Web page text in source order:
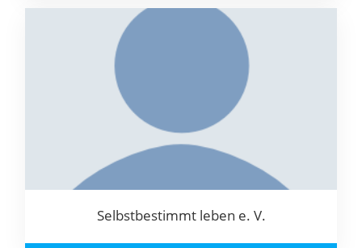
Selbstbestimmt leben e. V.